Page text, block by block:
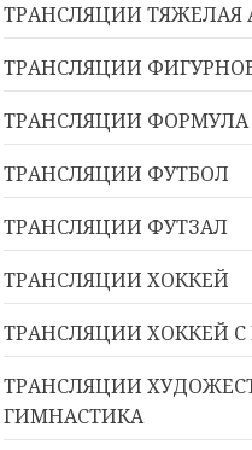
ТРАНСЛЯЦИИ ТЯЖЕЛАЯ
ТРАНСЛЯЦИИ
ТРАНСЛЯЦИИ ФОРМУЛА
ТРАНСЛЯЦИИ ФУТБОЛ
ТРАНСЛЯЦИИ ФУТЗАЛ
ТРАНСЛЯЦИИ ХОККЕЙ
ТРАНСЛЯЦИИ ХОККЕЙ
ТРАНСЛЯЦИИ
ГИМНАСТИКА